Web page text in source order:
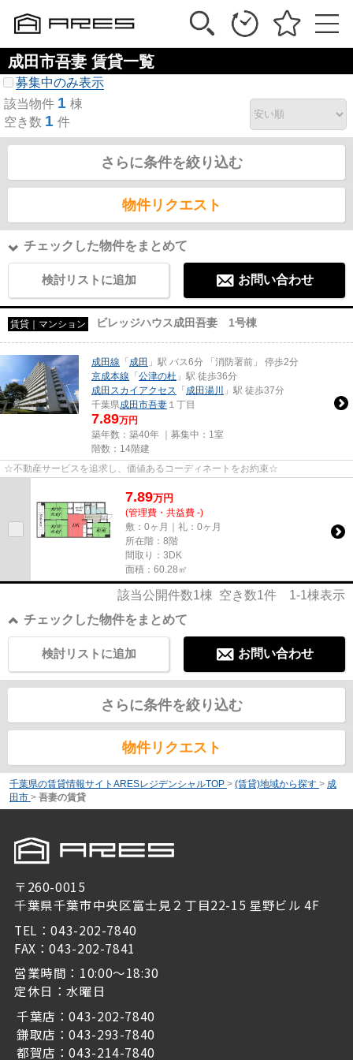
成田市吾妻 賃貸一覧
募集中のみ表示
該当物件 1 棟
空き数 1 件
さらに条件を絞り込む
物件リクエスト
チェックした物件をまとめて
検討リストに追加 お問い合わせ
賃貸｜マンション ビレッジハウス成田吾妻 1号棟
成田線 「成田 」駅 バス6分 「消防署前」 停歩2分
京成本線 「公津の杜 」駅 徒歩36分
成田スカイアクセス
「成田湯川
」駅 徒歩37分
千葉県成田市吾妻 １丁目
7.89万円
築年数：築40年 ｜募集中： 1室
階数：14階建
☆不動産サービスを追求し、価値あるコーディネートをお約束☆
7.89万円
(管理費・共益費 -)
敷：0ヶ月｜礼：0ヶ月
所在階：8階
間取り：3DK
面積：60.28㎡
該当公開件数1棟 空き数1件 1-1棟表示
チェックした物件をまとめて
お問い合わせ
検討リストに追加
さらに条件を絞り込む
物件リクエスト
千葉県の賃貸情報サイトARESレジデンシャルTOP > (賃貸)地域から探す > 成
田市 > 吾妻の賃貸
〒260-0015
千葉県千葉市中央区富士見２丁目22-15 星野ビル 4F
TEL：043-202-7840
FAX：043-202-7841
営業時間：10:00～18:30
定休日：水曜日
千葉店：043-202-7840
鎌取店：043-293-7840
都賀店：043-214-7840